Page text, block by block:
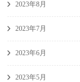
2023年8月
2023年7月
2023年6月
2023年5月